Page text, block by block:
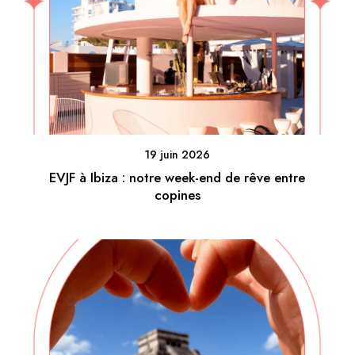
19 juin 2026
EVJF à Ibiza : notre week-end de rêve entre
copines